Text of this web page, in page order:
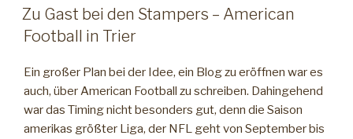
Alzette
–
1“
AM
Zu Gast bei den Stampers – American
Football in Trier
Ein großer Plan bei der Idee, ein Blog zu eröffnen war es
auch, über American Football zu schreiben. Dahingehend
war das Timing nicht besonders gut, denn die Saison
amerikas größter Liga, der NFL geht von September bis